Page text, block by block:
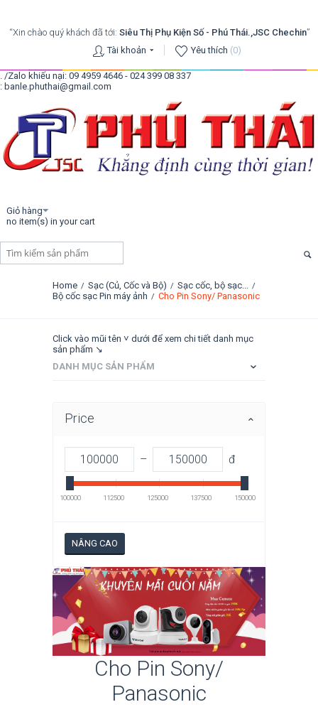
“Xin chào quý khách đã tới: Siêu Thị Phụ Kiện Số - Phú Thái.,JSC Chechin”
Tài khoản
Yêu thích (0)
. /Zalo khiếu nại: 09 4959 4646 - 024 399 08 337
: banle.phuthai@gmail.com
Giỏ hàng
no item(s) in your cart
Home / Sạc (Củ, Cốc và Bộ) / Sạc cốc, bộ sạc... /
Bộ cốc sạc Pin máy ảnh / Cho Pin Sony/ Panasonic
Click vào mũi tên ˅ dưới để xem chi tiết danh mục
sản phẩm ↘
DANH MỤC SẢN PHẨM
Price
– đ
100000 112500 125000 137500 150000
NÂNG CAO
Cho Pin Sony/
Panasonic